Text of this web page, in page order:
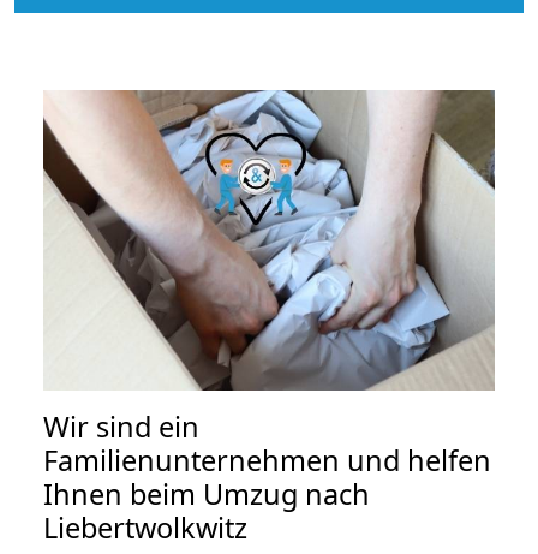
Wir sind ein
Familienunternehmen und helfen
Ihnen beim Umzug nach
Liebertwolkwitz